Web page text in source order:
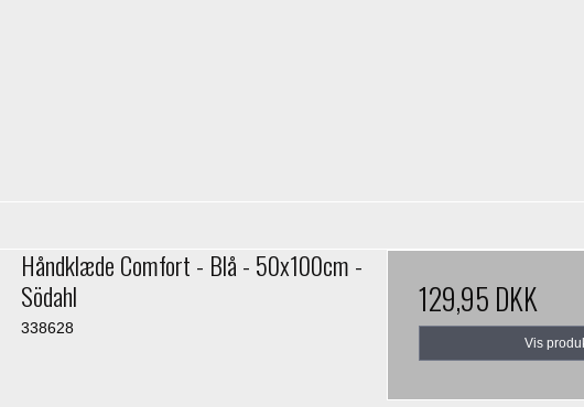
Håndklæde Comfort - Blå - 50x100cm -
Södahl
338628
129,95 DKK
Vis